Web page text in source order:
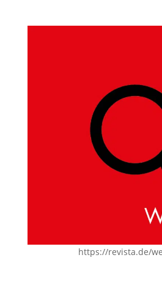
https://revista.de/